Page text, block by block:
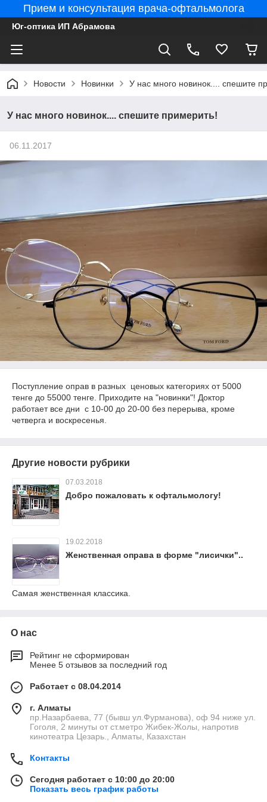
Прием и консультация врача-офтальмолога
Юг-оптика ИП Абрамова
Новости Новинки У нас много новинок.... спешите
У нас много новинок.... спешите примерить!
06.11.2017
Поступление оправ в разных ценовых категориях от 5000
тенге до 55000 тенге. Приходите на "новинки"! Доктор
работает все дни с 10-00 до 20-00 без перерыва, кроме
четверга и воскресенья.
Другие новости рубрики
07.03.2018
Добро пожаловать к офтальмологу!
19.02.2018
Женственная оправа в форме "лисички"..
Самая женственная классика.
О нас
Рейтинг не сформирован
Менее 5 отзывов за последний год
Работает с 08.04.2014
г. Алматы
пр.Назарбаева, 77 (бывш ул.Фурманова), оф 94 ниже ул.
Гоголя, 2 минуты от ст.метро Жибек-Жолы, напротив
кинотеатра Цезарь., Алматы, Казахстан
Контакты
Сегодня работает с 10:00 до 20:00
Показать весь график работы